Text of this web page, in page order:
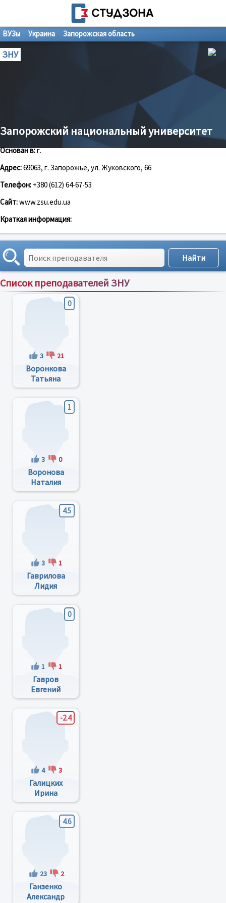
ВУЗы Украина Запорожская область
ЗНУ
Запорожский национальный университет
Основан в:г.
Адрес:69063, г. Запорожье, ул. Жуковского, 66
Телефон: +380 (612) 64-67-53
Сайт:www.zsu.edu.ua
Краткая информация:
Список преподавателей ЗНУ
Сортировка по:имени;рейтингу;отзывам
0
3 21
Воронкова
Татьяна
Владимировна
1
3 0
Воронова
Наталия
Валентиновна
4.5
3 1
Гаврилова
Лидия
Александровна
0
1 1
Гавров
Евгений
Викторович
-2.4
4 3
Галицких
Ирина
Анатольевна
4.6
23 2
Ганзенко
Александр